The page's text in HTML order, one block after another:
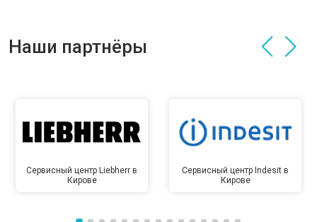
Наши партнёры
Сервисный центр Liebherr в
Кирове
Сервисный центр Indesit в
Кирове